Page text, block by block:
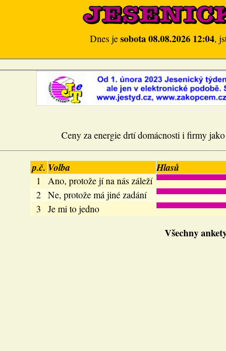
Dnes jesobota 08.08.2026 12:04,
Ceny za energie drtí domácnosti i firmy
p.č. Volba Hlasů
1 Ano, protože jí na nás záleží
2 Ne, protože má jiné zadání
3 Je mi to jedno
Všechny